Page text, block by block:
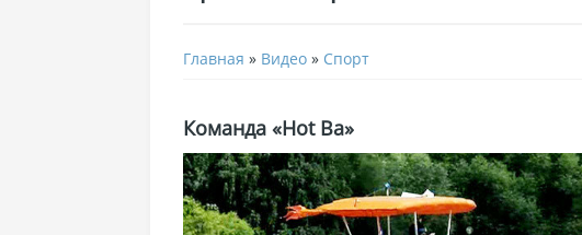
Главная » Видео » Спорт
Команда «Hot Ba»